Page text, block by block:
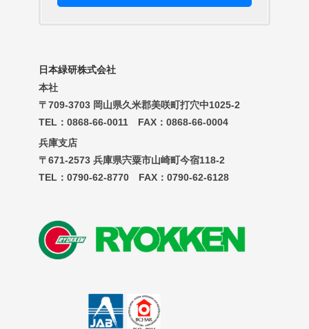
日本緑研株式会社
本社
〒709-3703 岡山県久米郡美咲町打穴中1025-2
TEL：0868-66-0011 FAX：0868-66-0004
兵庫支店
〒671-2573 兵庫県宍粟市山崎町今宿118-2
TEL：0790-62-8770 FAX：0790-62-6128